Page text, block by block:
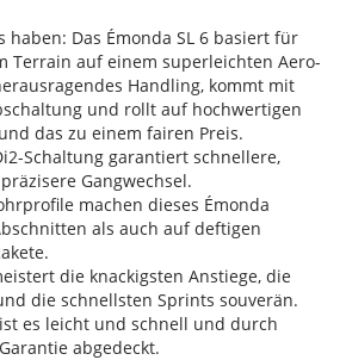
haben: Das Émonda SL 6 basiert für
Terrain auf einem superleichten Aero-
Handling, kommt mit
und rollt auf hochwertigen
das zu einem fairen Preis.
Schaltung garantiert schnellere,
Gangwechsel.
machen dieses Émonda
als auch auf deftigen
die knackigsten Anstiege, die
die schnellsten Sprints souverän.
es leicht und schnell und durch
abgedeckt.